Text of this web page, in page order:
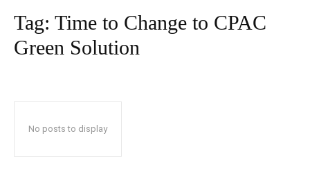
Tag: Time to Change to CPAC
Green Solution
No posts to display